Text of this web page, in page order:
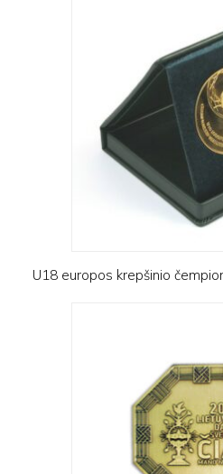
U18 europos krepšinio